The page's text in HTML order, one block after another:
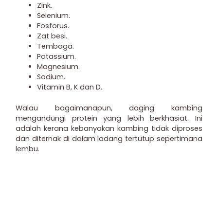
Zink.
Selenium.
Fosforus.
Zat besi.
Tembaga.
Potassium.
Magnesium.
Sodium.
Vitamin B, K dan D.
Walau bagaimanapun, daging kambing
mengandungi protein yang lebih berkhasiat. Ini
adalah kerana kebanyakan kambing tidak diproses
dan diternak di dalam ladang tertutup sepertimana
lembu.